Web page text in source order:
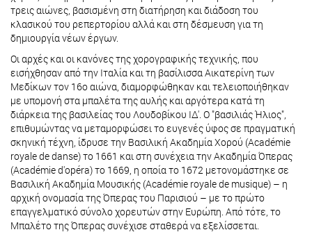
τρεις αιώνες, βασισμένη στη διατήρηση και διάδοση του
κλασικού του ρεπερτορίου αλλά και στη δέσμευση για τη
δημιουργία νέων έργων.
Οι αρχές και οι κανόνες της χορογραφικής τεχνικής, που
εισήχθησαν από την Ιταλία και τη βασίλισσα Αικατερίνη των
Μεδίκων τον 16ο αιώνα, διαμορφώθηκαν και τελειοποιήθηκαν
με υπομονή στα μπαλέτα της αυλής και αργότερα κατά τη
διάρκεια της βασιλείας του Λουδοβίκου ΙΔ'. Ο "βασιλιάς Ήλιος",
επιθυμώντας να μεταμορφώσει το ευγενές ύφος σε πραγματική
σκηνική τέχνη, ίδρυσε την Βασιλική Ακαδημία Χορού (Académie
royale de danse) το 1661 και στη συνέχεια την Ακαδημία Όπερας
(Académie d'opéra) το 1669, η οποία το 1672 μετονομάστηκε σε
Βασιλική Ακαδημία Μουσικής (Académie royale de musique) – η
αρχική ονομασία της Όπερας του Παρισιού – με το πρώτο
επαγγελματικό σύνολο χορευτών στην Ευρώπη. Από τότε, το
Μπαλέτο της Όπερας συνέχισε σταθερά να εξελίσσεται.